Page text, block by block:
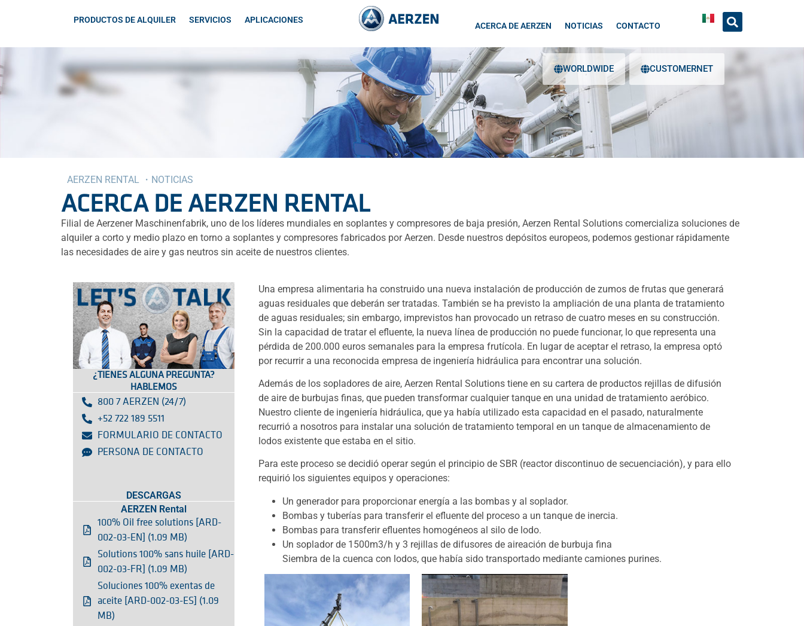
PRODUCTOS DE ALQUILER SERVICIOS APLICACIONES
ACERCA DE AERZEN NOTICIAS CONTACTO
WORLDWIDE CUSTOMERNET
AERZEN RENTAL ・NOTICIAS
ACERCA DE AERZEN RENTAL
Filial de Aerzener Maschinenfabrik, uno de los líderes mundiales en soplantes y compresores de baja presión, Aerzen Rental Solutions comercializa soluciones de
alquiler a corto y medio plazo en torno a soplantes y compresores fabricados por Aerzen. Desde nuestros depósitos europeos, podemos gestionar rápidamente
las necesidades de aire y gas neutros sin aceite de nuestros clientes.
¿TIENES ALGUNA PREGUNTA?
HABLEMOS
800 7 AERZEN (24/7)
+52 722 189 5511
FORMULARIO DE CONTACTO
PERSONA DE CONTACTO
DESCARGAS
AERZEN Rental
100% Oil free solutions [ARD-
002-03-EN] (1.09 MB)
Solutions 100% sans huile [ARD-
002-03-FR] (1.09 MB)
Soluciones 100% exentas de
aceite [ARD-002-03-ES] (1.09
MB)
Una empresa alimentaria ha construido una nueva instalación de producción de zumos de frutas que generará
aguas residuales que deberán ser tratadas. También se ha previsto la ampliación de una planta de tratamiento
de aguas residuales; sin embargo, imprevistos han provocado un retraso de cuatro meses en su construcción.
Sin la capacidad de tratar el efluente, la nueva línea de producción no puede funcionar, lo que representa una
pérdida de 200.000 euros semanales para la empresa frutícola. En lugar de aceptar el retraso, la empresa optó
por recurrir a una reconocida empresa de ingeniería hidráulica para encontrar una solución.
Además de los sopladores de aire, Aerzen Rental Solutions tiene en su cartera de productos rejillas de difusión
de aire de burbujas finas, que pueden transformar cualquier tanque en una unidad de tratamiento aeróbico.
Nuestro cliente de ingeniería hidráulica, que ya había utilizado esta capacidad en el pasado, naturalmente
recurrió a nosotros para instalar una solución de tratamiento temporal en un tanque de almacenamiento de
lodos existente que estaba en el sitio.
Para este proceso se decidió operar según el principio de SBR (reactor discontinuo de secuenciación), y para ello
requirió los siguientes equipos y operaciones:
Un generador para proporcionar energía a las bombas y al soplador.
Bombas y tuberías para transferir el efluente del proceso a un tanque de inercia.
Bombas para transferir efluentes homogéneos al silo de lodo.
Un soplador de 1500m3/h y 3 rejillas de difusores de aireación de burbuja fina
Siembra de la cuenca con lodos, que había sido transportado mediante camiones purines.